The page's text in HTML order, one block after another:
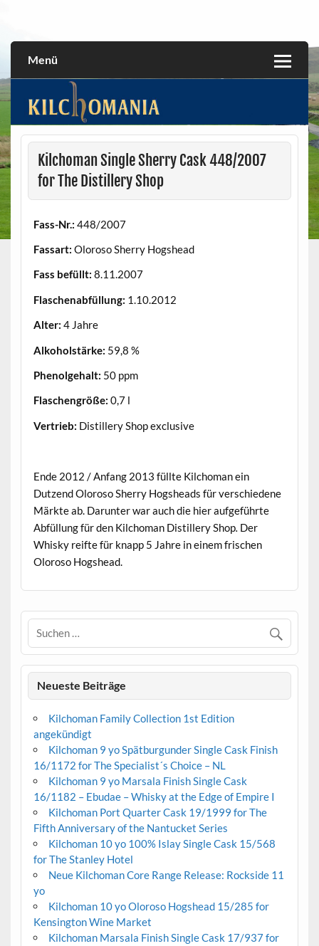
Menü
Kilchoman Single Sherry Cask 448/2007
for The Distillery Shop
Fass-Nr.: 448/2007
Fassart: Oloroso Sherry Hogshead
Fass befüllt: 8.11.2007
Flaschenabfüllung: 1.10.2012
Alter: 4 Jahre
Alkoholstärke: 59,8 %
Phenolgehalt: 50 ppm
Flaschengröße: 0,7 l
Vertrieb: Distillery Shop exclusive
Ende 2012 / Anfang 2013 füllte Kilchoman ein
Dutzend Oloroso Sherry Hogsheads für verschiedene
Märkte ab. Darunter war auch die hier aufgeführte
Abfüllung für den Kilchoman Distillery Shop. Der
Whisky reifte für knapp 5 Jahre in einem frischen
Oloroso Hogshead.
Neueste Beiträge
Kilchoman Family Collection 1st Edition
angekündigt
Kilchoman 9 yo Spätburgunder Single Cask Finish
16/1172 for The Specialist´s Choice – NL
Kilchoman 9 yo Marsala Finish Single Cask
16/1182 – Ebudae – Whisky at the Edge of Empire I
Kilchoman Port Quarter Cask 19/1999 for The
Fifth Anniversary of the Nantucket Series
Kilchoman 10 yo 100% Islay Single Cask 15/568
for The Stanley Hotel
Neue Kilchoman Core Range Release: Rockside 11
yo
Kilchoman 10 yo Oloroso Hogshead 15/285 for
Kensington Wine Market
Kilchoman Marsala Finish Single Cask 17/937 for